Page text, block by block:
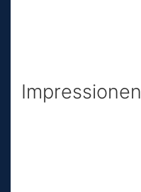
Impres­sionen